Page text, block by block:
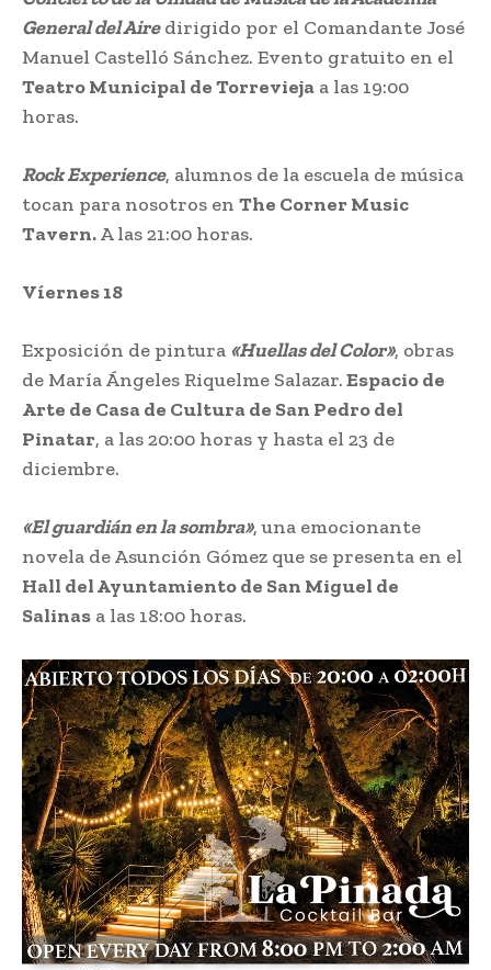
General del Airedirigido por el Comandante José
Manuel Castelló Sánchez. Evento gratuito en el
Teatro Municipal de Torrevieja a las 19:00
horas.
Rock Experience, alumnos de la escuela de música
tocan para nosotros en The Corner Music
Tavern.A las 21:00 horas.
Víernes 18
Exposición de pintura «Huellas del Color», obras
de María Ángeles Riquelme Salazar.Espacio de
Arte de Casa de Cultura de San Pedro del
Pinatar, a las 20:00 horas y hasta el 23 de
diciembre.
«El guardián en la sombra», una emocionante
novela de Asunción Gómez que se presenta en el
Hall del Ayuntamiento de San Miguel de
Salinas a las 18:00 horas.